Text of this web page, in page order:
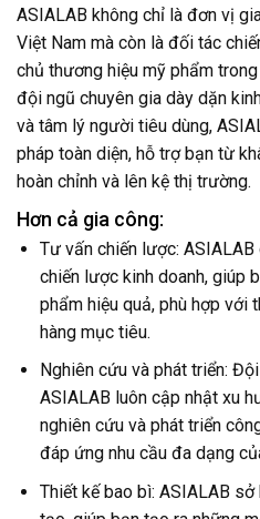
ASIALAB không chỉ là đơn vị
Việt Nam mà còn là đối tác
chủ thương hiệu mỹ phẩm
đội ngũ chuyên gia dày dặn
và tâm lý người tiêu dùng,
pháp toàn diện, hỗ trợ bạn từ
hoàn chỉnh và lên kệ thị trường.
Hơn cả gia công:
Tư vấn chiến lược:
chiến lược kinh doanh, giúp
phẩm hiệu quả, phù hợp với
hàng mục tiêu.
Nghiên cứu và phát triển:
ASIALAB luôn cập nhật xu
nghiên cứu và phát triển
đáp ứng nhu cầu đa dạng
Thiết kế bao bì: ASIALAB